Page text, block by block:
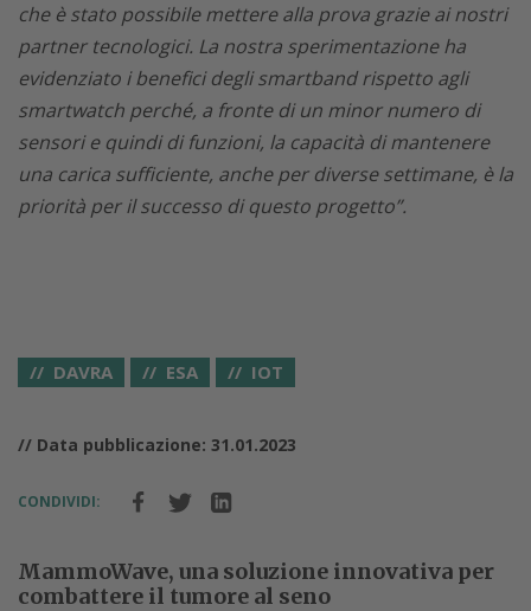
che è stato possibile mettere alla prova grazie ai nostri
partner tecnologici. La nostra sperimentazione ha
evidenziato i benefici degli smartband rispetto agli
smartwatch perché, a fronte di un minor numero di
sensori e quindi di funzioni, la capacità di mantenere
una carica sufficiente, anche per diverse settimane, è la
priorità per il successo di questo progetto”.
DAVRA ESA IOT
// Data pubblicazione: 31.01.2023
CONDIVIDI:
MammoWave, una soluzione innovativa per
combattere il tumore al seno